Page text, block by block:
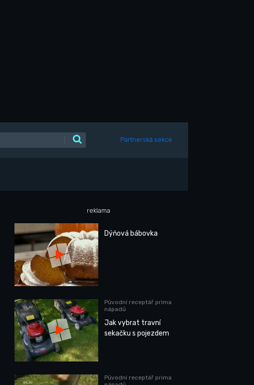
Partnerská sekce
reklama
Dýňová bábovka
Původní receptář prima
nápadů
Jak vybrat travní
sekačku s pojezdem
Původní receptář prima